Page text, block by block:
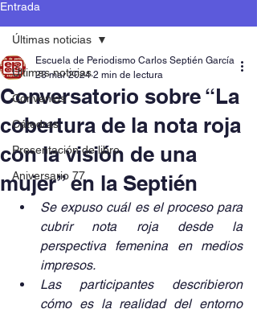
Entrada
Últimas noticias
Convenios
Cátedras
Presentación de libro
Aniversario 77
Últimas noticias
Conversatorio sobre “La
cobertura de la nota roja
con la visión de una
mujer” en la Septién
Escuela de Periodismo Carlos Septién García
23 mar 2024 2 min de lectura
Se expuso cuál es el proceso para
cubrir nota roja desde la
perspectiva femenina en medios
impresos.
Las participantes describieron
cómo es la realidad del entorno